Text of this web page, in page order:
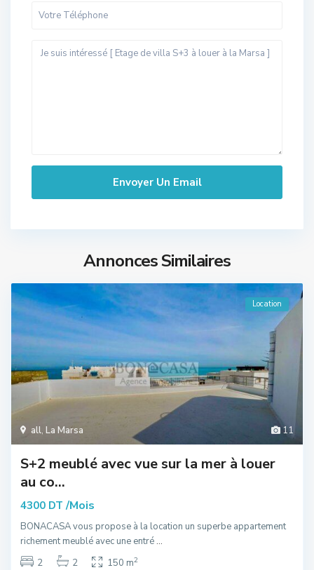
Annonces Similaires
11
all, La Marsa
Location
S+2 meublé avec vue sur la mer à louer
au co...
4300 DT /Mois
BONACASA vous propose à la location un superbe appartement
richement meublé avec une entré...
2
2 150 m2